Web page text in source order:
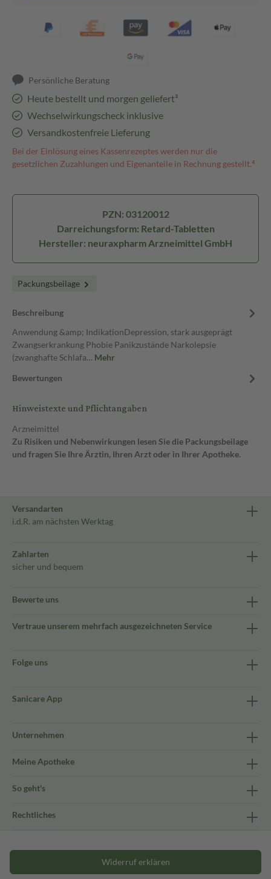
Persönliche Beratung
Heute bestellt und morgen geliefert³
Wechselwirkungscheck inklusive
Versandkostenfreie Lieferung
Bei der Einlösung eines Kassenrezeptes werden nur die
gesetzlichen Zuzahlungen und Eigenanteile in Rechnung gestellt.⁴
PZN: 03120012
Darreichungsform: Retard-Tabletten
Hersteller: neuraxpharm Arzneimittel GmbH
Packungsbeilage
Beschreibung
Anwendung &amp; IndikationDepression, stark ausgeprägt
Zwangserkrankung Phobie Panikzustände Narkolepsie
(zwanghafte Schlafa… Mehr
Bewertungen
Hinweistexte und Pflichtangaben
Arzneimittel
Zu Risiken und Nebenwirkungen lesen Sie die Packungsbeilage
und fragen Sie Ihre Ärztin, Ihren Arzt oder in Ihrer Apotheke.
Versandarten
i.d.R. am nächsten Werktag
Zahlarten
sicher und bequem
Bewerte uns
Vertraue unserem mehrfach ausgezeichneten Service
Folge uns
Sanicare App
Unternehmen
Meine Apotheke
So geht's
Rechtliches
Widerruf erklären